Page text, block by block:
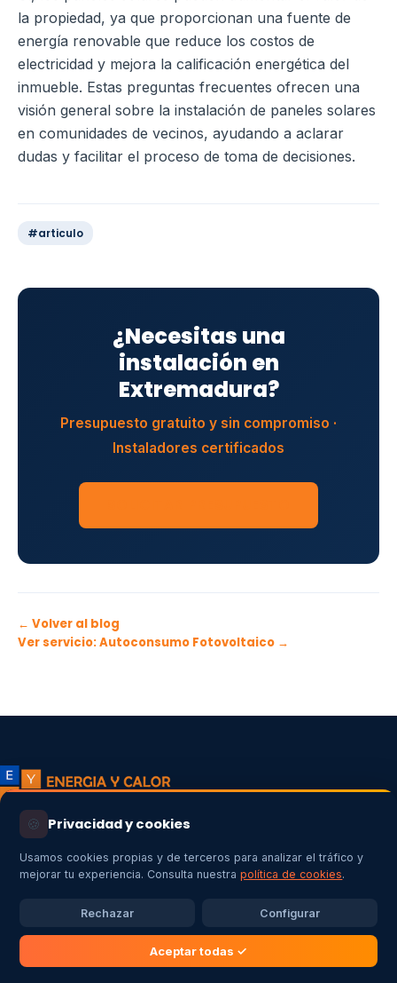
la propiedad, ya que proporcionan una fuente de
energía renovable que reduce los costos de
electricidad y mejora la calificación energética del
inmueble. Estas preguntas frecuentes ofrecen una
visión general sobre la instalación de paneles solares
en comunidades de vecinos, ayudando a aclarar
dudas y facilitar el proceso de toma de decisiones.
#articulo
¿Necesitas una
instalación en
Extremadura?
Presupuesto gratuito y sin compromiso ·
Instaladores certificados
← Volver al blog
Ver servicio: Autoconsumo Fotovoltaico →
Empresa instaladora de energías renovables en Extremadura:
autoconsumo fotovoltaico,aerotermia, cargadores de vehículo
eléctrico e instalaciones eléctricas con garantía profesional.
EMPRESA
🍪 Privacidad y cookies
Usamos cookies propias y de terceros para analizar el tráfico y
mejorar tu experiencia. Consulta nuestrapolítica de cookies.
Rechazar Configurar
Aceptar todas ✓